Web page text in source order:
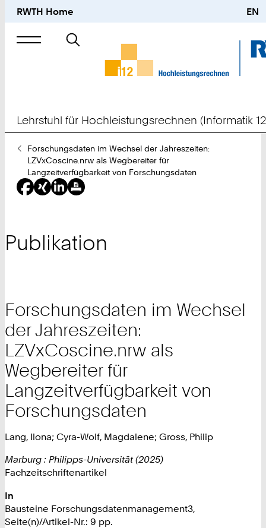
RWTH Home EN
Suche
nach
Lehrstuhl für Hochleistungsrechnen (Informatik
Sie
sind
hier:
Forschungsdaten im Wechsel der Jahreszeiten:
LZVxCoscine.nrw als Wegbereiter für
Langzeitverfügbarkeit von Forschungsdaten
Publikation
Forschungsdaten im Wechsel
der Jahreszeiten:
LZVxCoscine.nrw als
Wegbereiter für
Langzeitverfügbarkeit von
Forschungsdaten
Lang, Ilona; Cyra-Wolf, Magdalene; Gross, Philip
Marburg : Philipps-Universität (2025)
Fachzeitschriftenartikel
In
Bausteine Forschungsdatenmanagement3,
Seite(n)/Artikel-Nr.: 9 pp.